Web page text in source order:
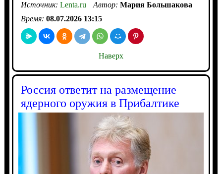
Источник: Lenta.ru Автор: Мария Большакова
Время: 08.07.2026 13:15
Наверх
Россия ответит на размещение
ядерного оружия в Прибалтике